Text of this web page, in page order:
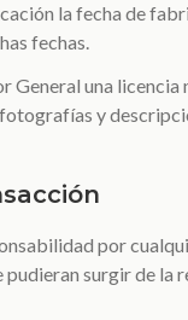
la fecha de
fechas.
una licencia
y
por
pudieran surgir de la